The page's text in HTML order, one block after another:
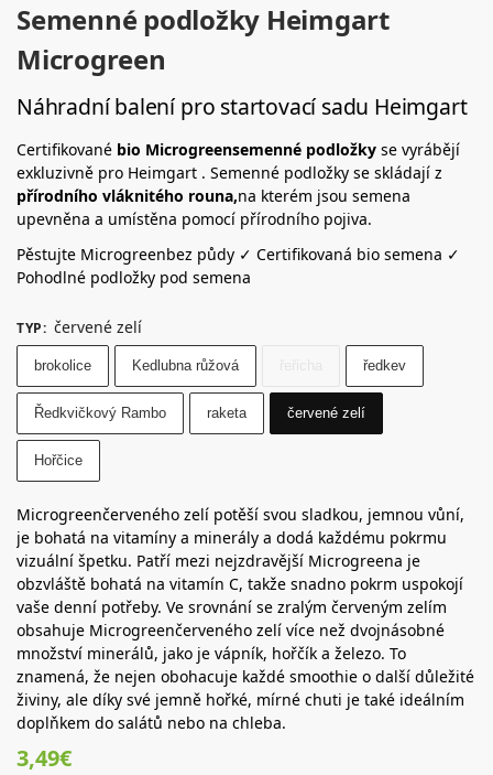
Semenné podložky Heimgart
Microgreen
Náhradní balení pro startovací sadu Heimgart
Certifikované bio Microgreensemenné podložky se vyrábějí
exkluzivně pro Heimgart . Semenné podložky se skládají z
přírodního vláknitého rouna,na kterém jsou semena
upevněna a umístěna pomocí přírodního pojiva.
Pěstujte Microgreenbez půdy ✓ Certifikovaná bio semena ✓
Pohodlné podložky pod semena
TYP: červené zelí
brokolice Kedlubna růžová ředkev
Ředkvičkový Rambo raketa červené zelí
Hořčice
Microgreenčerveného zelí potěší svou sladkou, jemnou vůní,
je bohatá na vitamíny a minerály a dodá každému pokrmu
vizuální špetku. Patří mezi nejzdravější Microgreena je
obzvláště bohatá na vitamín C, takže snadno pokrm uspokojí
vaše denní potřeby. Ve srovnání se zralým červeným zelím
obsahuje Microgreenčerveného zelí více než dvojnásobné
množství minerálů, jako je vápník, hořčík a železo. To
znamená, že nejen obohacuje každé smoothie o další důležité
živiny, ale díky své jemně hořké, mírné chuti je také ideálním
doplňkem do salátů nebo na chleba.
3,49€